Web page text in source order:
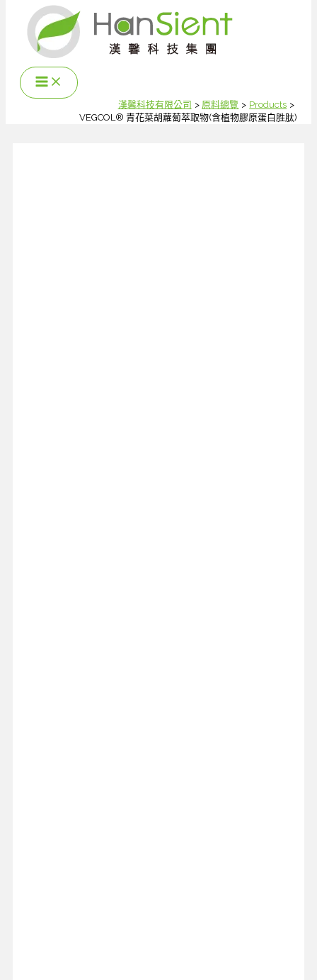
漢馨科技有限公司 原料總覽
Products
VEGCOL® 青花菜胡蘿蔔萃取物(含植物膠原蛋白胜肽)